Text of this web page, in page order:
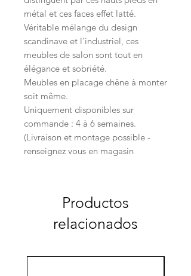
métal et ces faces effet latté.
Véritable mélange du design
scandinave et l'industriel, ces
meubles de salon sont tout en
élégance et sobriété.
Meubles en placage chêne à monter
soit même.
Uniquement disponibles sur
commande : 4 à 6 semaines.
(Livraison et montage possible -
renseignez vous en magasin
Productos
relacionados